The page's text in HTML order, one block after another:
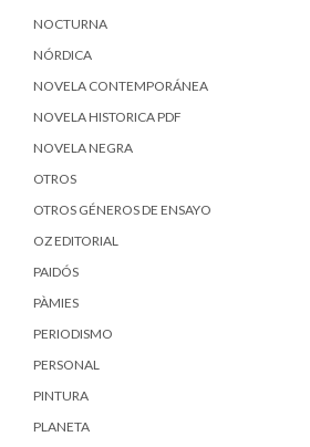
NOCTURNA
NÓRDICA
NOVELA CONTEMPORÁNEA
NOVELA HISTORICA PDF
NOVELA NEGRA
OTROS
OTROS GÉNEROS DE ENSAYO
OZ EDITORIAL
PAIDÓS
PÀMIES
PERIODISMO
PERSONAL
PINTURA
PLANETA